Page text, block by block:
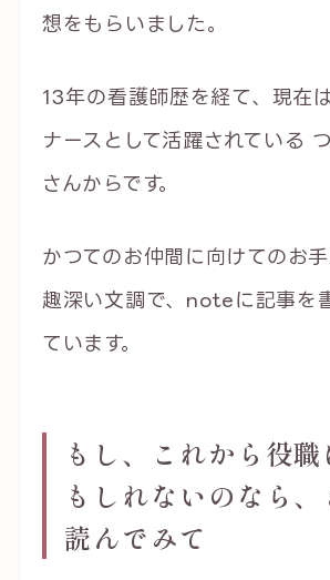
想をもらいました。
13年の看護師歴を経て、現在
ナースとして活躍されている
さんからです。
かつてのお仲間に向けてのお
趣深い文調で、noteに記事を
ています。
もし、これから役
もしれないのなら、
読んでみて